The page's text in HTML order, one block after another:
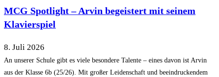
MCG Spotlight – Arvin begeistert mit seinem
Klavierspiel
8. Juli 2026
An unserer Schule gibt es viele besondere Talente – eines davon ist Arvin
aus der Klasse 6b (25/26). Mit großer Leidenschaft und beeindruckendem